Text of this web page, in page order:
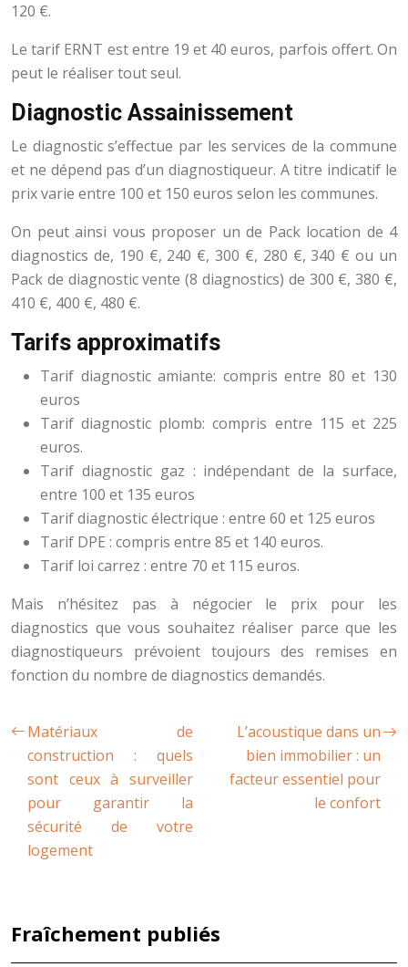
120 €.
Le tarif ERNT est entre 19 et 40 euros, parfois offert. On
peut le réaliser tout seul.
Diagnostic Assainissement
Le diagnostic s’effectue par les services de la commune
et ne dépend pas d’un diagnostiqueur. A titre indicatif le
prix varie entre 100 et 150 euros selon les communes.
On peut ainsi vous proposer un de Pack location de 4
diagnostics de, 190 €, 240 €, 300 €, 280 €, 340 € ou un
Pack de diagnostic vente (8 diagnostics) de 300 €, 380 €,
410 €, 400 €, 480 €.
Tarifs approximatifs
Tarif diagnostic amiante: compris entre 80 et 130
euros
Tarif diagnostic plomb: compris entre 115 et 225
euros.
Tarif diagnostic gaz : indépendant de la surface,
entre 100 et 135 euros
Tarif diagnostic électrique : entre 60 et 125 euros
Tarif DPE : compris entre 85 et 140 euros.
Tarif loi carrez : entre 70 et 115 euros.
Mais n’hésitez pas à négocier le prix pour les
diagnostics que vous souhaitez réaliser parce que les
diagnostiqueurs prévoient toujours des remises en
fonction du nombre de diagnostics demandés.
Matériaux de
construction : quels
sont ceux à surveiller
pour garantir la
sécurité de votre
logement
L’acoustique dans un
bien immobilier : un
facteur essentiel pour
le confort
Fraîchement publiés